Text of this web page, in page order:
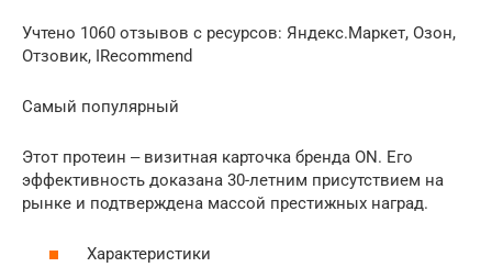
Учтено 1060 отзывов с ресурсов: Яндекс.Маркет, Озон,
Отзовик, IRecommend
Самый популярный
Этот протеин ‒ визитная карточка бренда ON. Его
эффективность доказана 30-летним присутствием на
рынке и подтверждена массой престижных наград.
Характеристики